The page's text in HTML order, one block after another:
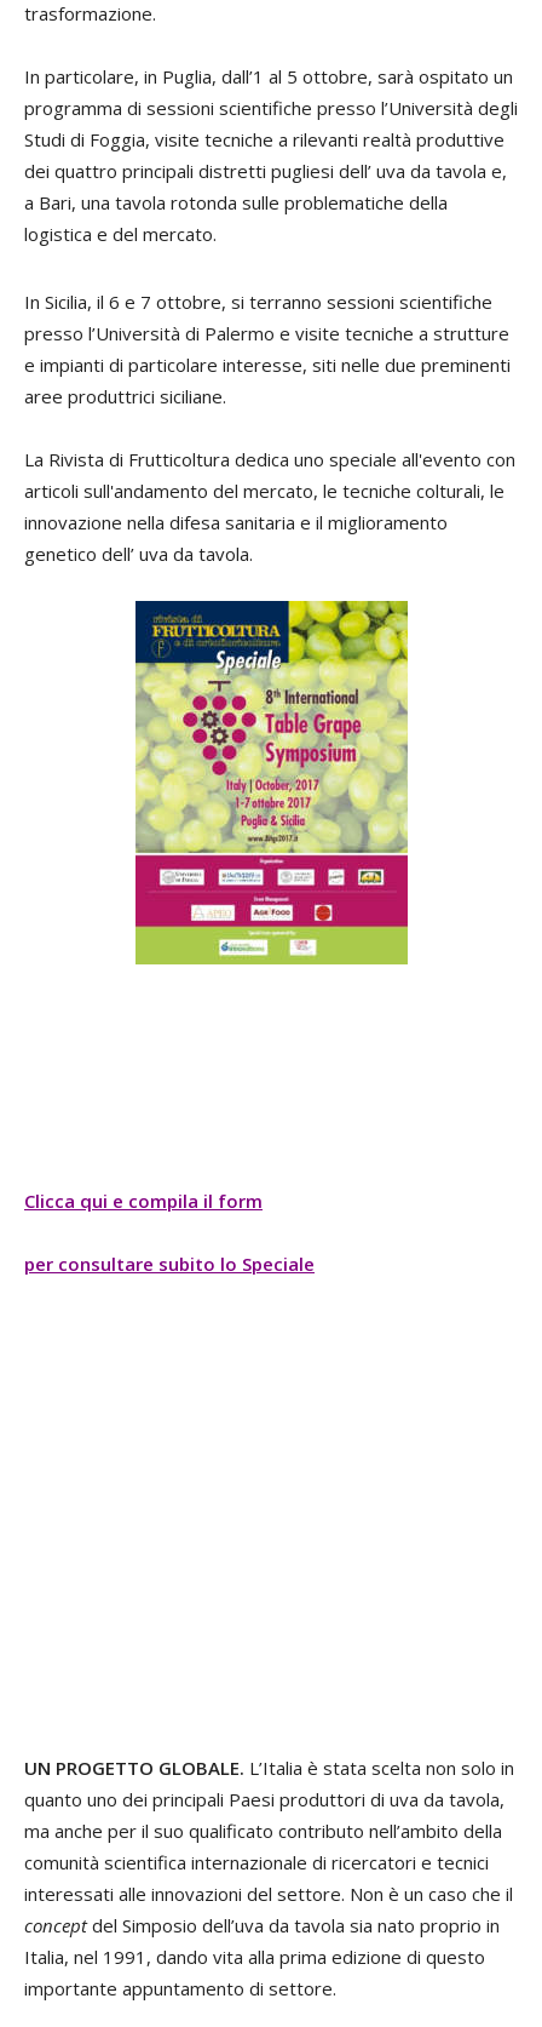
trasformazione.
In particolare, in Puglia, dall’1 al 5 ottobre, sarà ospitato un
programma di sessioni scientifiche presso l’Università degli
Studi di Foggia, visite tecniche a rilevanti realtà produttive
dei quattro principali distretti pugliesi dell’ uva da tavola e,
a Bari, una tavola rotonda sulle problematiche della
logistica e del mercato.
In Sicilia, il 6 e 7 ottobre, si terranno sessioni scientifiche
presso l’Università di Palermo e visite tecniche a strutture
e impianti di particolare interesse, siti nelle due preminenti
aree produttrici siciliane.
La Rivista di Frutticoltura dedica uno speciale all'evento con
articoli sull'andamento del mercato, le tecniche colturali, le
innovazione nella difesa sanitaria e il miglioramento
genetico dell’ uva da tavola.
Clicca qui e compila il form
per consultare subito lo Speciale
UN PROGETTO GLOBALE. L’Italia è stata scelta non solo in
quanto uno dei principali Paesi produttori di uva da tavola,
ma anche per il suo qualificato contributo nell’ambito della
comunità scientifica internazionale di ricercatori e tecnici
interessati alle innovazioni del settore. Non è un caso che il
conceptdel Simposio dell’uva da tavola sia nato proprio in
Italia, nel 1991, dando vita alla prima edizione di questo
importante appuntamento di settore.